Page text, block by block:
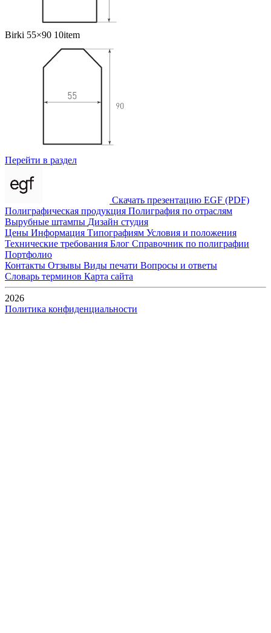
Birki 55×90 10item
Перейти в раздел
Скачать презентацию EGF (PDF)
Полиграфическая продукция Полиграфия по отраслям
Вырубные штампы Дизайн студия
Цены Информация Типографиям Условия и положения
Технические требования Блог Справочник по полиграфии
Портфолио
Контакты Отзывы Виды печати Вопросы и ответы
Словарь терминов Карта сайта
2026
Политика конфиденциальности